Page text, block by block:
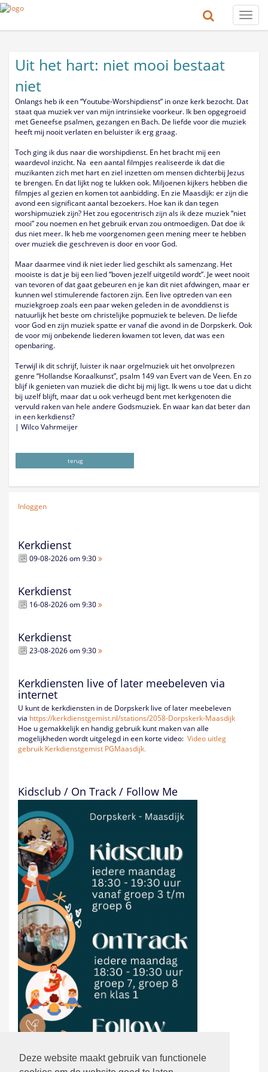
Deze website maakt gebruik van functionele
Toggle
Uit het hart: niet mooi bestaat
niet
Onlangs heb ik een “Youtube-Worshipdienst” in onze kerk bezocht. Dat
staat qua muziek ver van mijn intrinsieke voorkeur. Ik ben opgegroeid
met Geneefse psalmen, gezangen en Bach. De liefde voor die muziek
heeft mij nooit verlaten en beluister ik erg graag.
Toch ging ik dus naar die worshipdienst. En het bracht mij een
waardevol inzicht. Na een aantal filmpjes realiseerde ik dat die
muzikanten zich met hart en ziel inzetten om mensen dichterbij Jezus
te brengen. En dat lijkt nog te lukken ook. Miljoenen kijkers hebben die
filmpjes al gezien en komen tot aanbidding. En zie Maasdijk: er zijn die
avond een significant aantal bezoekers. Hoe kan ik dan tegen
worshipmuziek zijn? Het zou egocentrisch zijn als ik deze muziek “niet
mooi” zou noemen en het gebruik ervan zou ontmoedigen. Dat doe ik
dus niet meer. Ik heb me voorgenomen geen mening meer te hebben
over muziek die geschreven is door en voor God.
Maar daarmee vind ik niet ieder lied geschikt als samenzang. Het
mooiste is dat je bij een lied “boven jezelf uitgetild wordt”. Je weet nooit
van tevoren of dat gaat gebeuren en je kan dit niet afdwingen, maar er
kunnen wel stimulerende factoren zijn. Een live optreden van een
muziekgroep zoals een paar weken geleden in de avonddienst is
natuurlijk het beste om christelijke popmuziek te beleven. De liefde
voor God en zijn muziek spatte er vanaf die avond in de Dorpskerk. Ook
de voor mij onbekende liederen kwamen tot leven, dat was een
openbaring.
Terwijl ik dit schrijf, luister ik naar orgelmuziek uit het onvolprezen
genre “Hollandse Koraalkunst”, psalm 149 van Evert van de Veen. En zo
blijf ik genieten van muziek die dicht bij mij ligt. Ik wens u toe dat u dicht
bij uzelf blijft, maar dat u ook verheugd bent met kerkgenoten die
vervuld raken van hele andere Godsmuziek. En waar kan dat beter dan
in een kerkdienst?
| Wilco Vahrmeijer
terug
Inloggen
Kerkdienst
09-08-2026 om 9:30
Kerkdienst
16-08-2026 om 9:30
Kerkdienst
23-08-2026 om 9:30
Kerkdiensten live of later meebeleven via
internet
U kunt de kerkdiensten in de Dorpskerk live of later meebeleven
via https://kerkdienstgemist.nl/stations/2058-Dorpskerk-Maasdijk
Hoe u gemakkelijk en handig gebruik kunt maken van alle
mogelijkheden wordt uitgelegd in een korte video: Video uitleg
gebruik Kerkdienstgemist PGMaasdijk.
Kidsclub / On Track / Follow Me